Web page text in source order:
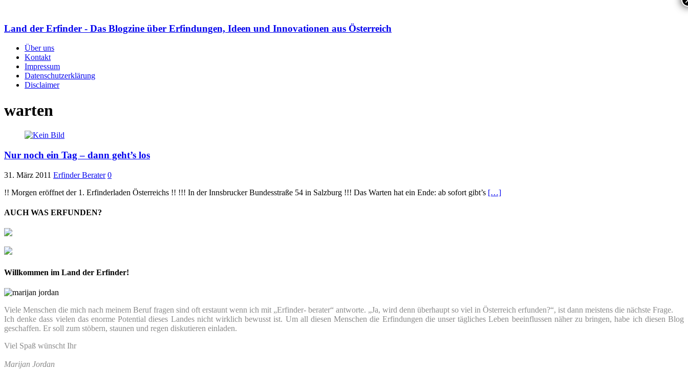
Land der Erfinder - Das Blogzine über Erfindungen, Ideen und Innovationen aus Österreich
Über uns
Kontakt
Impressum
Datenschutzerklärung
Disclaimer
warten
Nur noch ein Tag – dann geht’s los
31. März 2011 Erfinder Berater 0
!! Morgen eröffnet der 1. Erfinderladen Österreichs !! !!! In der Innsbrucker Bundesstraße 54 in Salzburg !!! Das Warten hat ein Ende: ab sofort gibt’s […]
AUCH WAS ERFUNDEN?
Willkommen im Land der Erfinder!
Viele Menschen die mich nach meinem Beruf fragen sind oft erstaunt wenn ich mit „Erfinder- berater“ antworte. „Ja, wird denn überhaupt so viel in Österreich erfunden?“, ist dann meistens die nächste Frage.
Ich denke dass vielen das enorme Potential dieses Landes nicht wirklich bewusst ist. Um all diesen Menschen die Erfindungen die unser tägliches Leben beeinflussen näher zu bringen, habe ich diesen Blog
geschaffen. Er soll zum stöbern, staunen und regen diskutieren einladen.
Viel Spaß wünscht Ihr
Marijan Jordan